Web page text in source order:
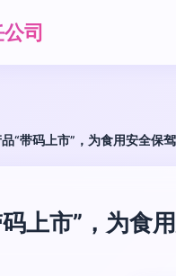
司
“带码上市”，为食用安全保
上市”，为食